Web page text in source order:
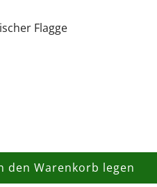
Flagge
den Warenkorb legen
L